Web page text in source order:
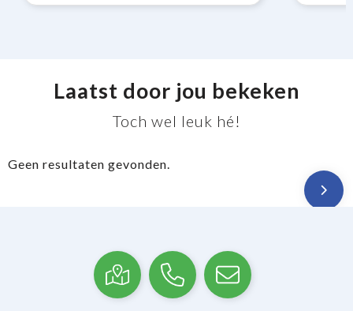
Laatst door jou bekeken
Toch wel leuk hé!
Geen resultaten gevonden.